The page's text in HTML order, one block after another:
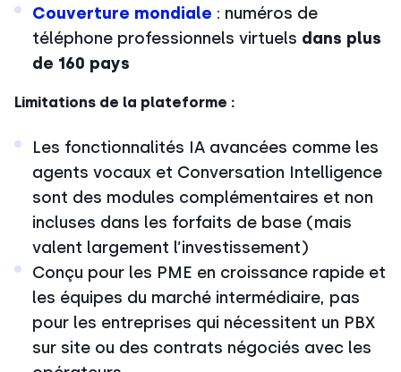
Couverture mondiale : numéros de
téléphone professionnels virtuels dans plus
de 160 pays
Limitations de la plateforme :
Les fonctionnalités IA avancées comme les
agents vocaux et Conversation Intelligence
sont des modules complémentaires et non
incluses dans les forfaits de base (mais
valent largement l’investissement)
Conçu pour les PME en croissance rapide et
les équipes du marché intermédiaire, pas
pour les entreprises qui nécessitent un PBX
sur site ou des contrats négociés avec les